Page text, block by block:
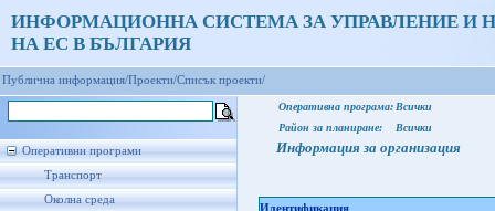
ИНФОРМАЦИОННА СИСТЕМА ЗА УПРАВЛЕНИЕ И
НА ЕС В БЪЛГАРИЯ
Публична информация/Проекти/Списък проекти/
Оперативни програми
Транспорт
Околна среда
Оперативна програма: Всички
Район за планиране:
Всички
Информация за организация
Идентификация